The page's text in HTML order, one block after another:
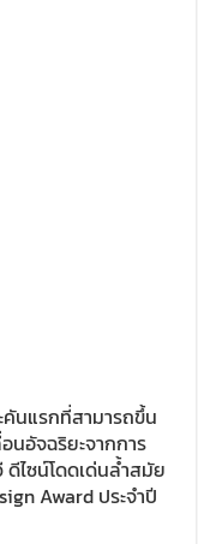
คันแรกที่สามารถขึ้น
นอัจฉริยะจากการ
ดีไซน์โดดเด่นล้ำสมัย
Award ประจำปี